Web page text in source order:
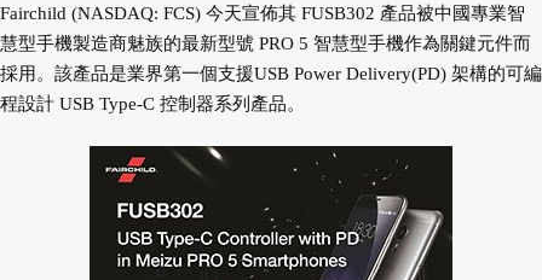
Fairchild (NASDAQ: FCS) 今天宣佈其 FUSB302 產品被中國專業智
慧型手機製造商魅族的最新型號 PRO 5 智慧型手機作為關鍵元件而
採用。該產品是業界第一個支援USB Power Delivery(PD) 架構的可編
程設計 USB Type-C 控制器系列產品。